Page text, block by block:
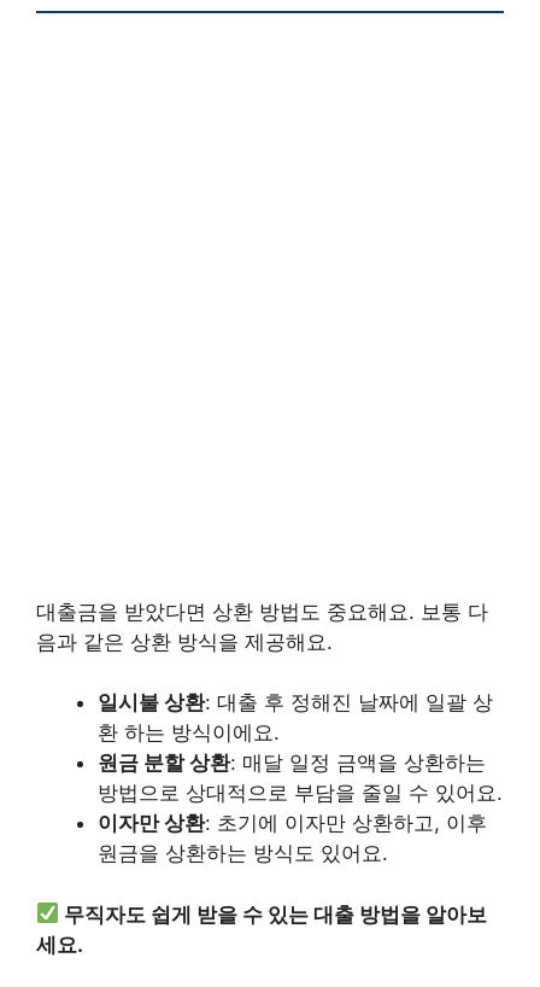
대출금을 받았다면 상환 방법도 중요해요. 보통 다
음과 같은 상환 방식을 제공해요.
일시불 상환: 대출 후 정해진 날짜에 일괄 상
환 하는 방식이에요.
원금 분할 상환: 매달 일정 금액을 상환하는
방법으로 상대적으로 부담을 줄일 수 있어요.
이자만 상환: 초기에 이자만 상환하고, 이후
원금을 상환하는 방식도 있어요.
무직자도 쉽게 받을 수 있는 대출 방법을 알아보
세요.